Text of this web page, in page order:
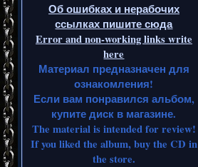
Об ошибках и нерабочих
ссылках пишите сюда
Error and non-working links write
here
Материал предназначен для
ознакомления!
Если вам понравился альбом,
купите диск в магазине.
The material is intended for review!
If you liked the album, buy the CD in
the store.